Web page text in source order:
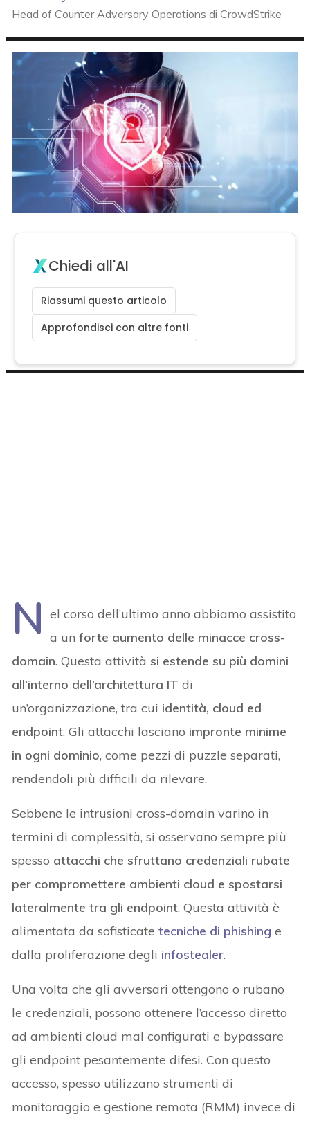
Head of Counter Adversary Operations di CrowdStrike
Chiedi all'AI
Riassumi questo articolo
Approfondisci con altre fonti
N el corso dell’ultimo anno abbiamo assistito
a unforte aumento delle minacce cross-
domain. Questa attività si estende su più domini
all’interno dell’architettura IT di
un’organizzazione, tra cui identità, cloud ed
endpoint. Gli attacchi lasciano impronte minime
in ogni dominio, come pezzi di puzzle separati,
rendendoli più difficili da rilevare.
Sebbene le intrusioni cross-domain varino in
termini di complessità, si osservano sempre più
spesso attacchi che sfruttano credenziali rubate
per compromettere ambienti cloud e spostarsi
lateralmente tra gli endpoint. Questa attività è
alimentata da sofisticatetecniche di phishing e
dalla proliferazione degli infostealer.
Una volta che gli avversari ottengono o rubano
le credenziali, possono ottenere l’accesso diretto
ad ambienti cloud mal configurati e bypassare
gli endpoint pesantemente difesi. Con questo
accesso, spesso utilizzano strumenti di
monitoraggio e gestione remota (RMM) invece di